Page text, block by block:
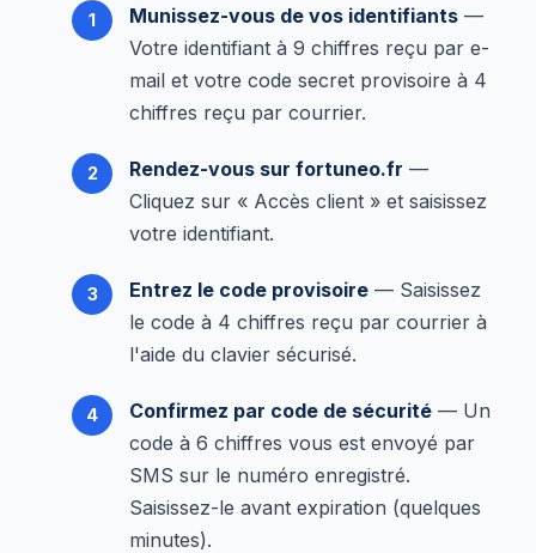
Munissez-vous de vos identifiants —
Votre identifiant à 9 chiffres reçu par e-
mail et votre code secret provisoire à 4
chiffres reçu par courrier.
Rendez-vous sur fortuneo.fr —
Cliquez sur « Accès client » et saisissez
votre identifiant.
Entrez le code provisoire — Saisissez
le code à 4 chiffres reçu par courrier à
l'aide du clavier sécurisé.
Confirmez par code de sécurité — Un
code à 6 chiffres vous est envoyé par
SMS sur le numéro enregistré.
Saisissez-le avant expiration (quelques
minutes).